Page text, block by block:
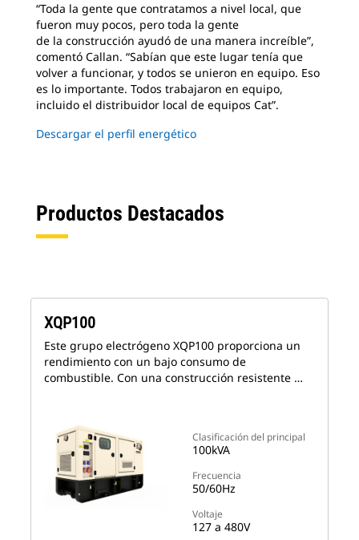
“Toda la gente que contratamos a nivel local, que
fueron muy pocos, pero toda la gente
de la construcción ayudó de una manera increíble”,
comentó Callan. “Sabían que este lugar tenía que
volver a funcionar, y todos se unieron en equipo. Eso
es lo importante. Todos trabajaron en equipo,
incluido el distribuidor local de equipos Cat”.
Descargar el perfil energético
Productos Destacados
Clasificación del principal
100kVA
Frecuencia
50/60Hz
Voltaje
127 a 480V
XQP100
Este grupo electrógeno XQP100 proporciona un
rendimiento con un bajo consumo de
combustible. Con una construcción resistente …